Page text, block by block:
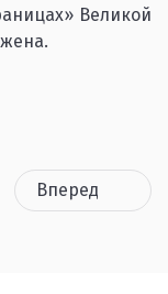
Великой
Вперед